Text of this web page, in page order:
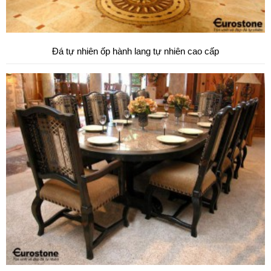
Đá tự nhiên ốp hành lang tự nhiên cao cấp